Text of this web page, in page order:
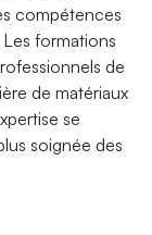
compétences
formations
de
de matériaux
se
soignée des